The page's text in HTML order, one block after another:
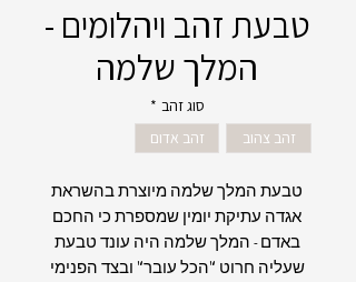
טבעת זהב ויהלומים -
המלך שלמה
סוג זהב *
זהב צהוב
זהב אדום
טבעת המלך שלמה מיוצרת בהשראת
אגדה עתיקת יומין שמספרת כי החכם
באדם - המלך שלמה היה עונד טבעת
שעליה חרוט "הכל עובר" ובצד הפנימי